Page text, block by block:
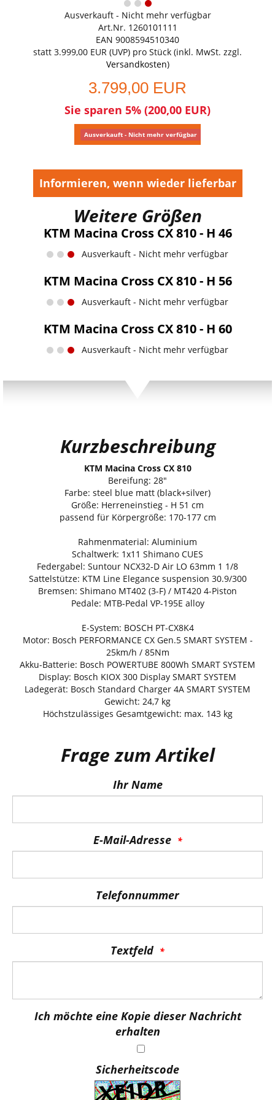
Ausverkauft - Nicht mehr verfügbar
Art.Nr. 1260101111
EAN 9008594510340
statt 3.999,00 EUR (UVP) pro Stück (inkl. MwSt. zzgl.
Versandkosten)
3.799,00 EUR
Sie sparen 5% (200,00 EUR)
Ausverkauft - Nicht mehr verfügbar
Informieren, wenn wieder lieferbar
Weitere Größen
KTM Macina Cross CX 810 - H 46
Ausverkauft - Nicht mehr verfügbar
KTM Macina Cross CX 810 - H 56
Ausverkauft - Nicht mehr verfügbar
KTM Macina Cross CX 810 - H 60
Ausverkauft - Nicht mehr verfügbar
Kurzbeschreibung
KTM Macina Cross CX 810
Bereifung: 28"
Farbe: steel blue matt (black+silver)
Größe: Herreneinstieg - H 51 cm
passend für Körpergröße: 170-177 cm
Rahmenmaterial: Aluminium
Schaltwerk: 1x11 Shimano CUES
Federgabel: Suntour NCX32-D Air LO 63mm 1 1/8
Sattelstütze: KTM Line Elegance suspension 30.9/300
Bremsen: Shimano MT402 (3-F) / MT420 4-Piston
Pedale: MTB-Pedal VP-195E alloy
E-System: BOSCH PT-CX8K4
Motor: Bosch PERFORMANCE CX Gen.5 SMART SYSTEM -
25km/h / 85Nm
Akku-Batterie: Bosch POWERTUBE 800Wh SMART SYSTEM
Display: Bosch KIOX 300 Display SMART SYSTEM
Ladegerät: Bosch Standard Charger 4A SMART SYSTEM
Gewicht: 24,7 kg
Höchstzulässiges Gesamtgewicht: max. 143 kg
Frage zum Artikel
Ihr Name
E-Mail-Adresse
Telefonnummer
Textfeld
Ich möchte eine Kopie dieser Nachricht
erhalten
Sicherheitscode